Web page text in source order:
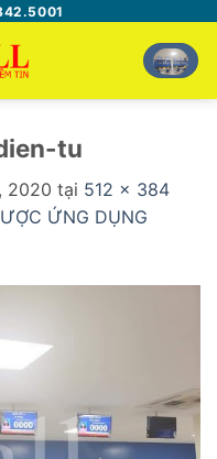
tu
2020 tại 512 × 384
ỨNG DỤNG